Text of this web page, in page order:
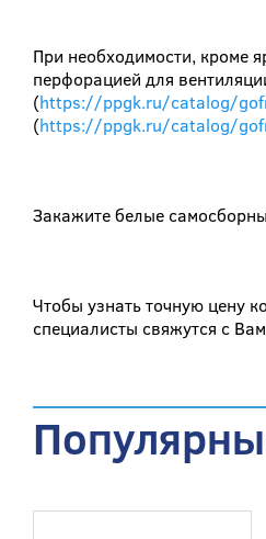
При необходимости, кроме
перфорацией для
(https://ppgk.ru/catalog/
(https://ppgk.ru/catalog/
Закажите белые
Чтобы узнать точную цену
специалисты свяжутся с